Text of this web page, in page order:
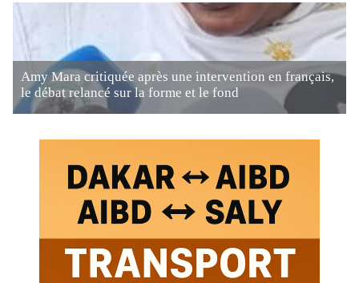
Amy Mara critiquée après une intervention en français,
le débat relancé sur la forme et le fond